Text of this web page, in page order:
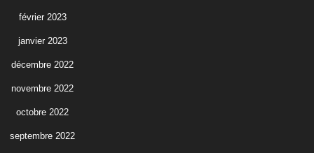
février 2023
janvier 2023
décembre 2022
novembre 2022
octobre 2022
septembre 2022